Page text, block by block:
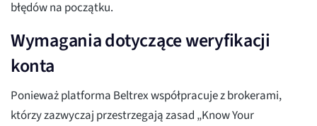
błędów na początku.
Wymagania dotyczące weryfikacji
konta
Ponieważ platforma Beltrex współpracuje z brokerami,
którzy zazwyczaj przestrzegają zasad „Know Your